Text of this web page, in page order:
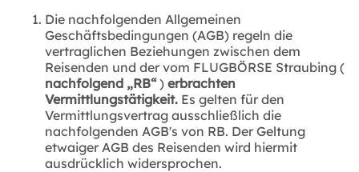
Die nachfolgenden Allgemeinen
Geschäftsbedingungen (AGB) regeln die
vertraglichen Beziehungen zwischen dem
Reisenden und der vom FLUGBÖRSE Straubing (
nachfolgend „RB“) erbrachten
Vermittlungstätigkeit. Es gelten für den
Vermittlungsvertrag ausschließlich die
nachfolgenden AGB's von RB. Der Geltung
etwaiger AGB des Reisenden wird hiermit
ausdrücklich widersprochen.